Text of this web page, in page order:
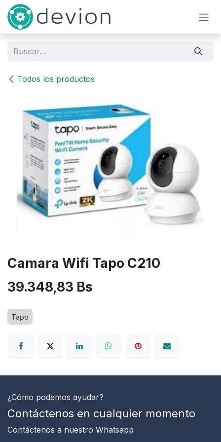
Ir al contenido
Todos los productos
Camara Wifi Tapo C210
39.348,83 Bs
Tapo
¿Cómo podemos ayudar?
Contáctenos en cualquier momento
Contáctenos a nuestro Whatsapp